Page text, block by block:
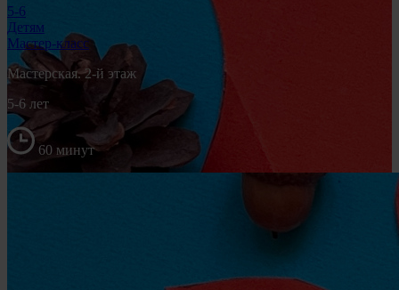
5-6
Детям
Мастер-класс
Мастерская. 2-й этаж
5-6 лет
60 минут